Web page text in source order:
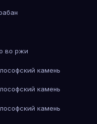
во ржи
камень
камень
камень